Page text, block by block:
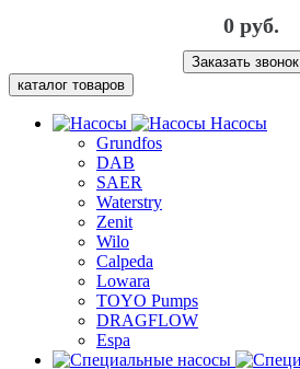
0 руб.
Заказать звонок
каталог товаров
Насосы
Grundfos
DAB
SAER
Waterstry
Zenit
Wilo
Calpeda
Lowara
TOYO Pumps
DRAGFLOW
Espa